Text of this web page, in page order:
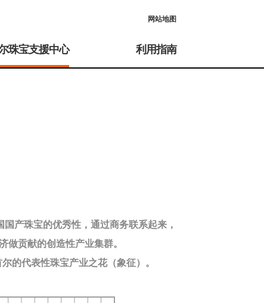
网站地图
珠宝支援中心 利用指南
产珠宝的优秀性，通过商务联系起来，
做贡献的创造性产业集群。
的代表性珠宝产业之花（象征）。